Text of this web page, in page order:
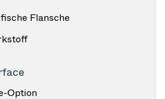
Flansche
Option